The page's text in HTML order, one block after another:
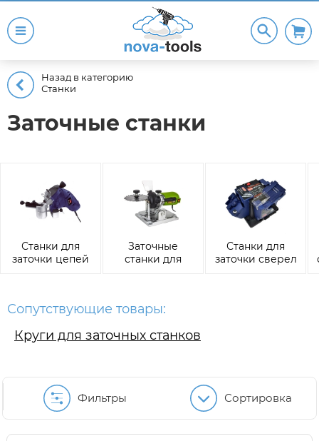
Назад в категорию
Станки
Заточные станки
Станки для
заточки цепей
Заточные
станки для
Станки для
заточки сверел
Сопутствующие товары:
Круги для заточных станков
Фильтры Сортировка